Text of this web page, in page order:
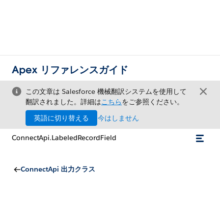
Apex リファレンスガイド
この文章は Salesforce 機械翻訳システムを使用して
翻訳されました。詳細はこちらをご参照ください。
英語に切り替える
今はしません
ConnectApi.LabeledRecordField
ConnectApi 出力クラス